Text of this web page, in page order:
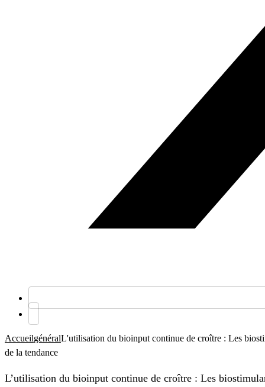
AccueilgénéralL'utilisation du bioinput continue de croître : Les
de la tendance
L’utilisation du bioinput continue de croître : Les